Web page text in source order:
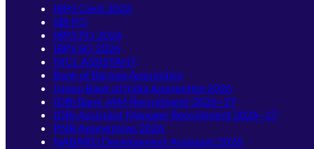
IBPS Clerk 2026
SBI PO
IBPS PO 2026
IBPS SO 2026
NICL ASSISTANT
Bank of Baroda Apprentice
Union Bank of India Apprentice 2026
IDBI Bank JAM Recruitment 2026–27
IDBI Assistant Manager Recruitment 2026–27
PNB Apprentices 2026
NABARD Development Assistant 2026